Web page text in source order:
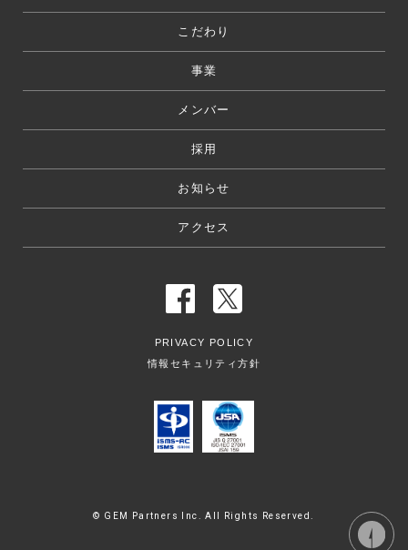
こだわり
事業
メンバー
採用
お知らせ
アクセス
PRIVACY POLICY
情報セキュリティ方針
© GEM Partners Inc. All Rights Reserved.